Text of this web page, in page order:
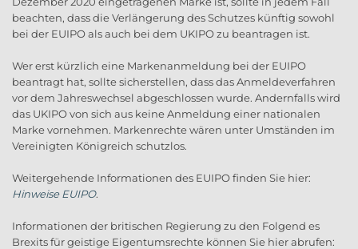
beachten, dass die Verlängerung des Schutzes künftig sowohl
bei der EUIPO als auch bei dem UKIPO zu beantragen ist.
Wer erst kürzlich eine Markenanmeldung bei der EUIPO
beantragt hat, sollte sicherstellen, dass das Anmeldeverfahren
vor dem Jahreswechsel abgeschlossen wurde. Andernfalls wird
das UKIPO von sich aus keine Anmeldung einer nationalen
Marke vornehmen. Markenrechte wären unter Umständen im
Vereinigten Königreich schutzlos.
Weitergehende Informationen des EUIPO finden Sie hier:
Hinweise EUIPO.
Informationen der britischen Regierung zu den Folgend es
Brexits für geistige Eigentumsrechte können Sie hier abrufen: